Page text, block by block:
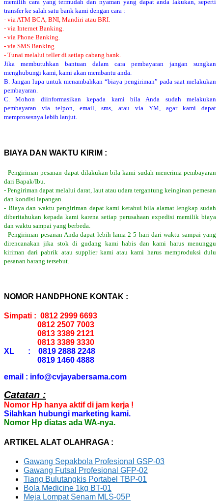
memilih cara yang termudah dan nyaman yang dapat anda lakukan, seperti
transfer ke salah satu bank kami dengan cara :
- via ATM BCA, BNI, Mandiri atau BRI.
- via Internet Banking.
- via Phone Banking.
- via SMS Banking.
- Tunai melalui teller di setiap cabang bank.
Jika membutuhkan bantuan dalam cara pembayaran jangan sungkan
menghubungi kami, kami akan membantu anda.
B. Jangan lupa untuk menambahkan “biaya pengiriman” pada saat melakukan
pembayaran.
C. Mohon diinformasikan kepada kami bila Anda sudah melakukan
pembayaran via telpon, email, sms, atau via YM, agar kami dapat
memprosesnya lebih lanjut.
BIAYA DAN WAKTU KIRIM :
- Pengiriman pesanan dapat dilakukan bila kami sudah menerima pembayaran
dari Bapak/Ibu.
- Pengiriman dapat melalui darat, laut atau udara tergantung keinginan pemesan
dan kondisi lapangan.
- Biaya dan waktu pengiriman dapat kami ketahui bila alamat lengkap sudah
diberitahukan kepada kami karena setiap perusahaan expedisi memilik biaya
dan waktu sampai yang berbeda.
- Pengiriman pesanan Anda dapat lebih lama 2-5 hari dari waktu sampai yang
direncanakan jika stok di gudang kami habis dan kami harus menunggu
kiriman dari pabrik atau supplier kami atau kami harus memproduksi dulu
pesanan barang tersebut.
NOMOR HANDPHONE KONTAK :
Simpati : 0812 2999 6693
0812 2507 7003
0813 3389 2121
0813 3389 3330
XL : 0819 2888 2248
0819 1460 4888
email : info@cvjayabersama.com
Catatan :
Nomor Hp hanya aktif di jam kerja !
Silahkan hubungi marketing kami.
Nomor Hp diatas ada WA-nya.
ARTIKEL ALAT OLAHRAGA :
Gawang Sepakbola Profesional GSP-03
Gawang Futsal Profesional GFP-02
Tiang Bulutangkis Portabel TBP-01
Bola Medicine 1kg BT-01
Meja Lompat Senam MLS-05P